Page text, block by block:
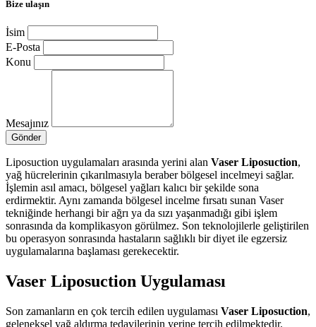
Bize ulaşın
İsim
E-Posta
Konu
Mesajınız
Gönder
Liposuction uygulamaları arasında yerini alan Vaser Liposuction,
yağ hücrelerinin çıkarılmasıyla beraber bölgesel incelmeyi sağlar.
İşlemin asıl amacı, bölgesel yağları kalıcı bir şekilde sona
erdirmektir. Aynı zamanda bölgesel incelme fırsatı sunan Vaser
tekniğinde herhangi bir ağrı ya da sızı yaşanmadığı gibi işlem
sonrasında da komplikasyon görülmez. Son teknolojilerle geliştirilen
bu operasyon sonrasında hastaların sağlıklı bir diyet ile egzersiz
uygulamalarına başlaması gerekecektir.
Vaser Liposuction Uygulaması
Son zamanların en çok tercih edilen uygulaması Vaser Liposuction,
geleneksel yağ aldırma tedavilerinin yerine tercih edilmektedir.